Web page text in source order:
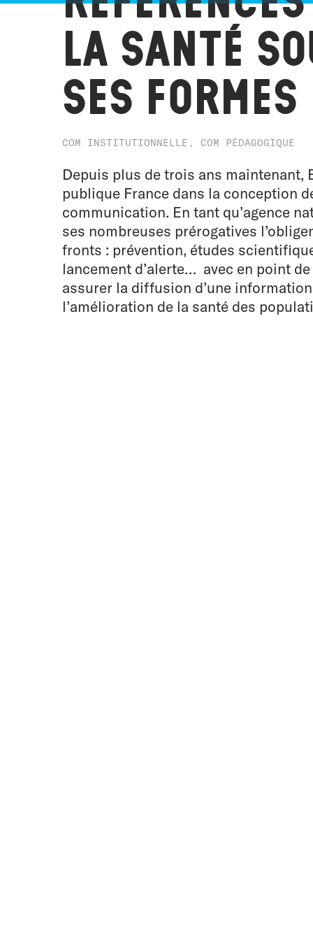
La santé
ses formes
COM INSTITUTIONNELLE, COM PÉDAGOGIQUE
Depuis plus de trois ans maintenant,
publique France dans la conception
communication. En tant qu’agence
ses nombreuses prérogatives
fronts : prévention, études
lancement d’alerte… avec en point
assurer la diffusion d’une
l’amélioration de la santé des